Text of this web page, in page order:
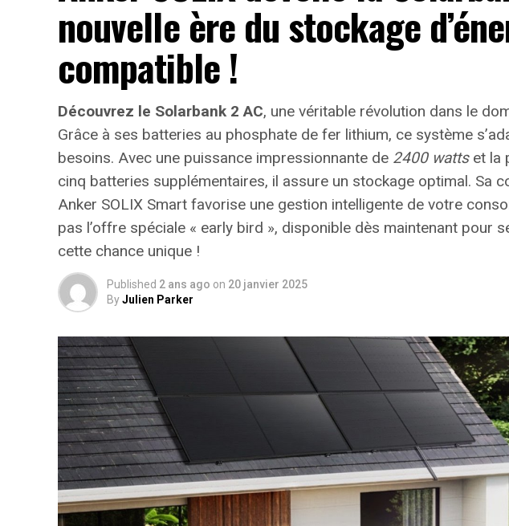
nouvelle ère du stockage
compatible !
Découvrez le Solarbank 2 AC, une véritable révolution dans le
Grâce à ses batteries au phosphate de fer lithium, ce système
besoins. Avec une puissance impressionnante de 2400 wattset la
cinq batteries supplémentaires, il assure un stockage optimal. Sa
Anker SOLIX Smart favorise une gestion intelligente de votre
pas l’offre spéciale « early bird », disponible dès maintenant pour
cette chance unique !
Published 2 ans ago on 20 janvier 2025
ByJulien Parker